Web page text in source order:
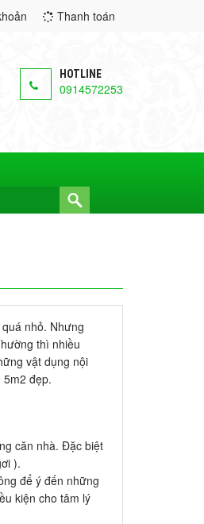
Thanh toán
HOTLINE
0914572253
nhỏ. Nhưng
thì nhiều
vật dụng nội
đẹp.
căn nhà. Đặc biệt
).
để ý đến những
kiện cho tâm lý